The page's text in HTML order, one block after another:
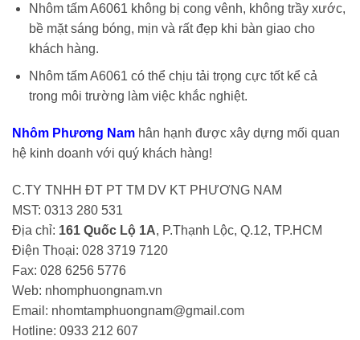
Nhôm tấm A6061 không bị cong vênh, không trầy xước,
bề mặt sáng bóng, mịn và rất đẹp khi bàn giao cho
khách hàng.
Nhôm tấm A6061 có thể chịu tải trọng cực tốt kể cả
trong môi trường làm việc khắc nghiệt.
Nhôm Phương Nam hân hạnh được xây dựng mối quan
hệ kinh doanh với quý khách hàng!
C.TY TNHH ĐT PT TM DV KT PHƯƠNG NAM
MST: 0313 280 531
Địa chỉ: 161 Quốc Lộ 1A, P.Thạnh Lộc, Q.12, TP.HCM
Điện Thoại: 028 3719 7120
Fax: 028 6256 5776
Web: nhomphuongnam.vn
Email: nhomtamphuongnam@gmail.com
Hotline: 0933 212 607